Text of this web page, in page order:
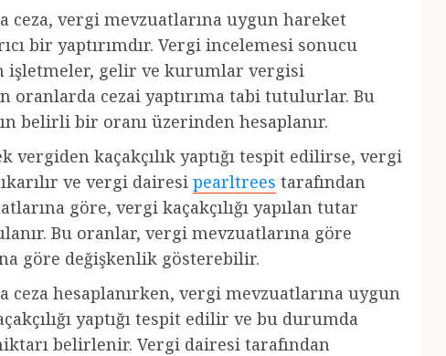
ceza, vergi mevzuatlarına uygun hareket
bir yaptırımdır. Vergi incelemesi sonucu
işletmeler, gelir ve kurumlar vergisi
oranlarda cezai yaptırıma tabi tutulurlar. Bu
belirli bir oranı üzerinden hesaplanır.
kaçakçılık yaptığı tespit edilirse, vergi
ve vergi dairesi pearltrees tarafından
göre, vergi kaçakçılığı yapılan tutar
Bu oranlar, vergi mevzuatlarına göre
göre değişkenlik gösterebilir.
hesaplanırken, vergi mevzuatlarına uygun
yaptığı tespit edilir ve bu durumda
belirlenir. Vergi dairesi tarafından